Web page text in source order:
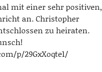
mit einer sehr positiven,
an. Christopher
zu heiraten.
p/29GxXoqte1/